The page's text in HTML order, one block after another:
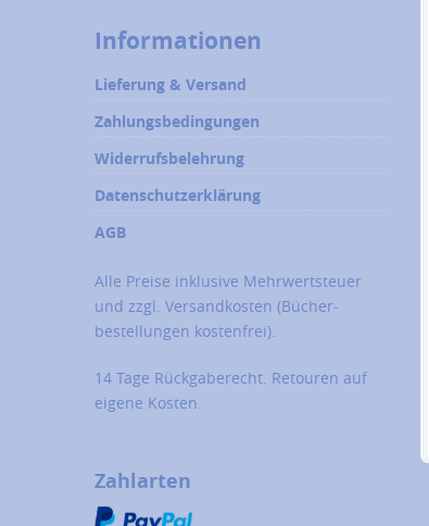
Informationen
Lieferung & Versand
Zahlungsbedingungen
Widerrufsbelehrung
Datenschutzerklärung
AGB
Alle Preise inklusive Mehrwertsteuer
und zzgl. Versandkosten (Bücher­
bestellungen kostenfrei).
14 Tage Rückgaberecht. Retouren auf
eigene Kosten.
Zahlarten